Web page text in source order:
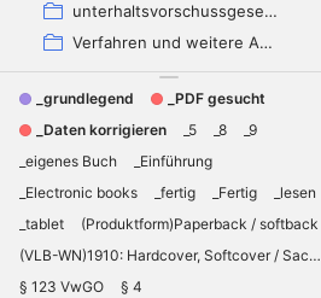
unterhaltsvorschussgesetz-uvg-geschaftsstatistik-leistungsberechtigte
Verfahren und weitere Ablehnungsgründe
_grundlegend
_PDF gesucht
_Daten korrigieren
_5 _8
_9
_eigenes Buch
_Einführung
_Electronic books
_fertig _Fertig
_lesen
_tablet
(Produktform)Paperback / softback
(VLB-WN)1910: Hardcover, Softcover / Sachbücher/Lexika, Nachschlagewerke
§ 123 VwGO
§ 4